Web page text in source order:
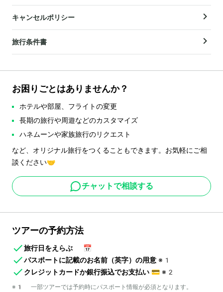
キャンセルポリシー
旅行条件書
お困りごとはありませんか？
ホテルや部屋、フライトの変更
長期の旅行や周遊などのカスタマイズ
ハネムーンや家族旅行のリクエスト
など、オリジナル旅行をつくることもできます。お気軽にご相
談ください🤝
チャットで相談する
ツアーの予約方法
旅行日をえらぶ
📅
パスポートに記載のお名前（英字）の用意 ※1
クレジットカードか銀行振込でお支払い 💳 ※2
※1 一部ツアーでは予約時にパスポート情報が必須となります。